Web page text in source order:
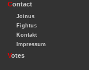
Contact
Joinus
Fightus
Kontakt
Impressum
Votes